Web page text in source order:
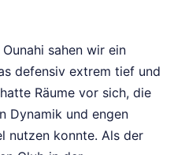
sahen wir ein
defensiv extrem tief und
Räume vor sich, die
Dynamik und engen
nutzen konnte. Als der